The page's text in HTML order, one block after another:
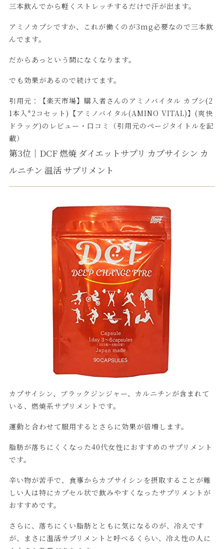
三本飲んでから軽くストレッチするだけで汗が出ます。
アミノカプシですか、これが働くのが3mg必要なので三本飲
んでます。
だからあっという間になくなります。
でも効果があるので続けてます。
引用元：
【楽天市場】購入者さんのアミノバイタル カプシ(2
1本入*2コセット)【アミノバイタル(AMINO VITAL)】(爽快
ドラッグ)のレビュー・口コミ（引用元のページタイトルを記
載）
第3位｜DCF 燃焼 ダイエットサプリ カプサイシン カ
ルニチン 温活 サプリメント
カプサイシン、ブラックジンジャー、カルニチンが含まれて
いる、燃焼系サプリメントです。
運動と合わせて服用するとさらに効果が倍増します。
脂肪が落ちにくくなった40代女性におすすめのサプリメント
です。
辛い物が苦手で、食事からカプサイシンを摂取することが難
しい人は特にカプセル状で飲みやすくなったサプリメントが
おすすめです。
さらに、落ちにくい脂肪とともに気になるのが、冷えです
が、まさに温活サプリメントと呼べるくらい、冷え性の人に